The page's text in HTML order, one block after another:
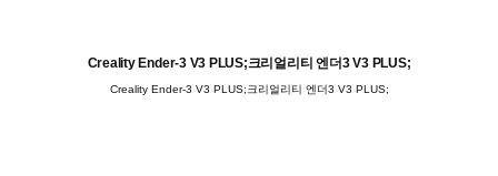
Creality Ender-3 V3 PLUS;크리얼리티 엔더3 V3 PLUS;
Creality Ender-3 V3 PLUS;크리얼리티 엔더3 V3 PLUS;